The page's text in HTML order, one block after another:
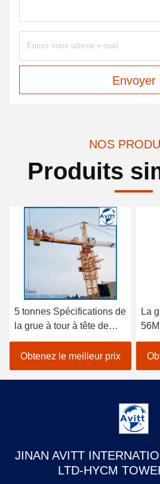
Envoyer
NOS
Produits
5 tonnes Spécifications de
la grue à tour à tête de
chat pour les projets de
construction civile
Obtenez le meilleur prix
La
JINAN AVITT
LTD-HYCM